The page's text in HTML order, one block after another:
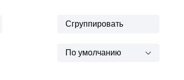
Сгруппировать
По умолчанию